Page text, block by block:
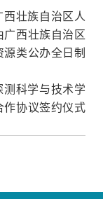
壮族自治区人
广西壮族自治区
类公办全日制
测科学与技术学
作协议签约仪式